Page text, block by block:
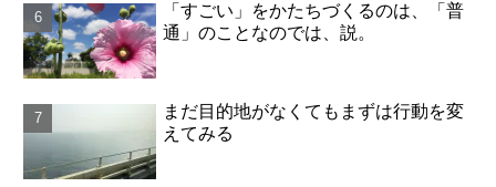
「すごい」をかたちづくるのは、「普
通」のことなのでは、説。
まだ目的地がなくてもまずは行動を変
えてみる